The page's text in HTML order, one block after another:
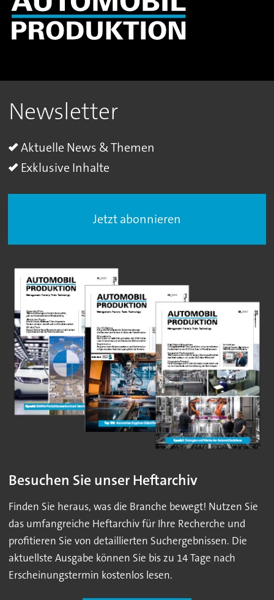
Newsletter
Aktuelle News & Themen
Exklusive Inhalte
Jetzt abonnieren
Besuchen Sie unser Heftarchiv
Finden Sie heraus, was die Branche bewegt! Nutzen Sie
das umfangreiche Heftarchiv für Ihre Recherche und
profitieren Sie von detaillierten Suchergebnissen. Die
aktuellste Ausgabe können Sie bis zu 14 Tage nach
Erscheinungstermin kostenlos lesen.